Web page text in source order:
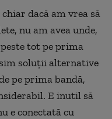
dacă am vrea să
nu am avea unde,
tot pe prima
soluții alternative
pe prima bandă,
E inutil să
e conectată cu